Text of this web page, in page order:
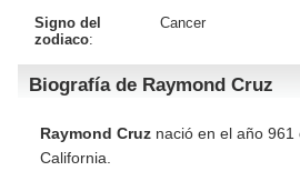
Signo del
zodiaco:
Cancer
Biografía de Raymond Cruz
Raymond Cruz nació en el año 961
California.